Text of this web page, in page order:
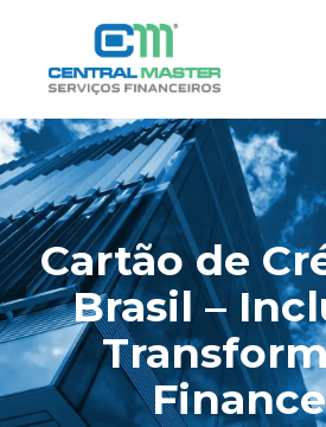
Cartão de
Brasil –